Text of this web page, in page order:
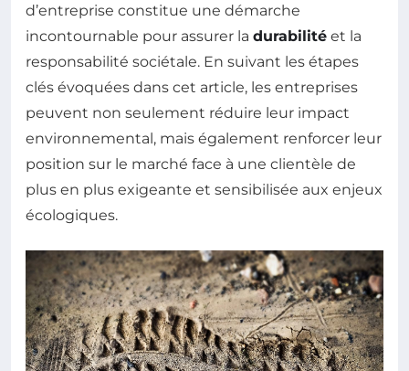
d’entreprise constitue une démarche
incontournable pour assurer la durabilité et la
responsabilité sociétale. En suivant les étapes
clés évoquées dans cet article, les entreprises
peuvent non seulement réduire leur impact
environnemental, mais également renforcer leur
position sur le marché face à une clientèle de
plus en plus exigeante et sensibilisée aux enjeux
écologiques.